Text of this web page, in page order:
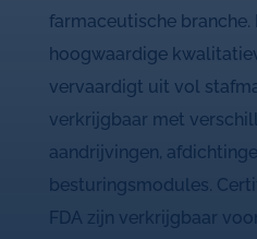
farmaceutische branche.
hoogwaardige
vervaardigt uit vol
verkrijgbaar met
aandrijvingen,
besturingsmodules.
FDA zijn verkrijgbaar